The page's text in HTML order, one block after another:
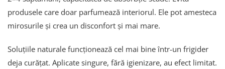
produsele care doar parfumează interiorul. Ele pot amesteca
mirosurile și crea un disconfort și mai mare.
Soluțiile naturale funcționează cel mai bine într-un frigider
deja curățat. Aplicate singure, fără igienizare, au efect limitat.